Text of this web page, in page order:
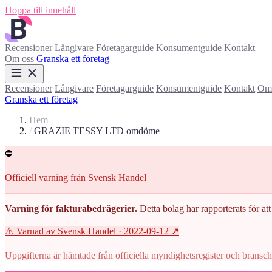
Hoppa till innehåll
Recensioner Långivare Företagarguide Konsumentguide Kontakt
Om oss Granska ett företag
Recensioner Långivare Företagarguide Konsumentguide Kontakt
Granska ett företag
Hem
/ GRAZIE TESSY LTD omdöme
⛔
Officiell varning från Svensk Handel
Varning för fakturabedrägerier. Detta bolag har rapporterats för
⚠️ Varnad av Svensk Handel · 2022-09-12 ↗
Uppgifterna är hämtade från officiella myndighetsregister och